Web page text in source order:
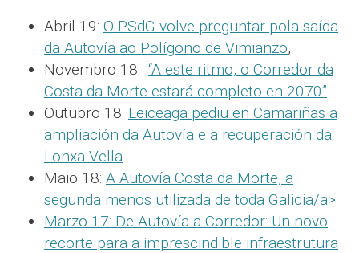
Abril 19: O PSdG volve preguntar pola saída
da Autovía ao Polígono de Vimianzo,
Novembro 18_ “A este ritmo, o Corredor da
Costa da Morte estará completo en 2070”.
Outubro 18: Leiceaga pediu en Camariñas a
ampliación da Autovía e a recuperación da
Lonxa Vella.
Maio 18: A Autovía Costa da Morte, a
segunda menos utilizada de toda Galicia/a>:
Marzo 17: De Autovía a Corredor: Un novo
recorte para a imprescindible infraestrutura